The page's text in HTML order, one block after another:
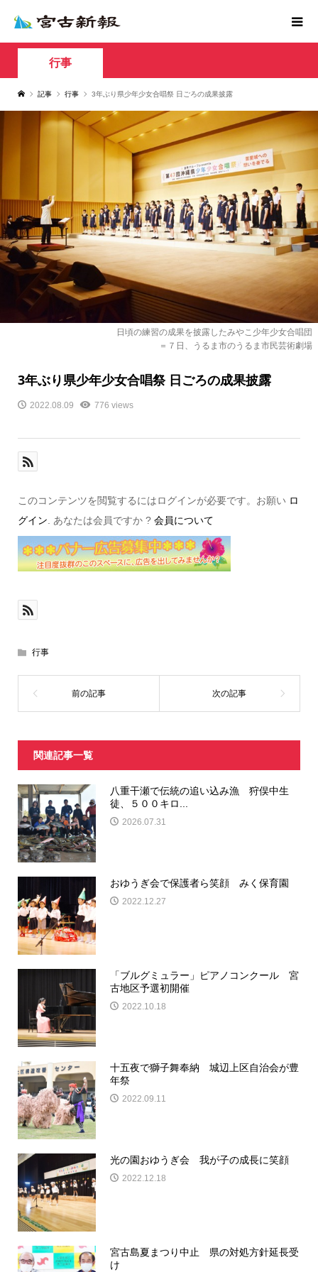
行事
記事 行事 3年ぶり県少年少女合唱祭 日ごろの成果披露
日頃の練習の成果を披露したみやこ少年少女合唱団
＝７日、うるま市のうるま市民芸術劇場
3年ぶり県少年少女合唱祭 日ごろの成果披露
2022.08.09 776 views
このコンテンツを閲覧するにはログインが必要です。お願い ロ
グイン . あなたは会員ですか ? 会員について
行事
関連記事一覧
八重干瀬で伝統の追い込み漁 狩俣中生
徒、５００キロ...
2026.07.31
おゆうぎ会で保護者ら笑顔 みく保育園
2022.12.27
「ブルグミュラー」ピアノコンクール 宮
古地区予選初開催
2022.10.18
十五夜で獅子舞奉納 城辺上区自治会が豊
年祭
2022.09.11
光の園おゆうぎ会 我が子の成長に笑顔
2022.12.18
宮古島夏まつり中止 県の対処方針延長受
け